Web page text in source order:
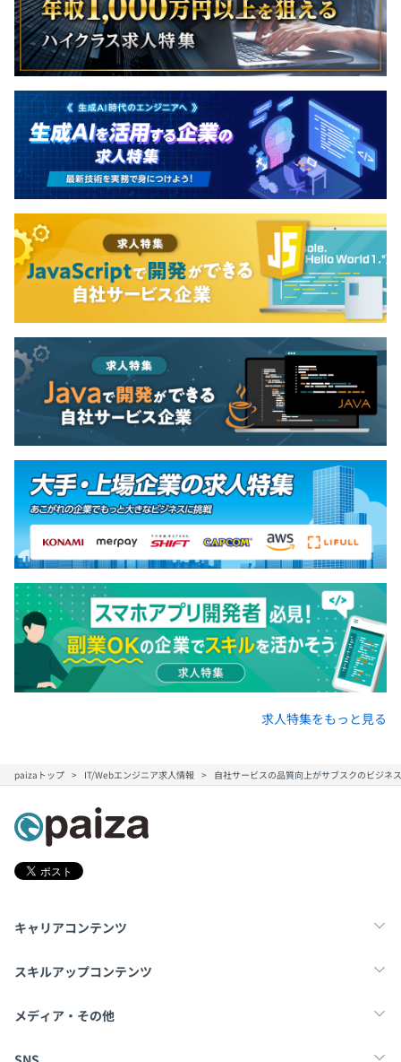
求人特集をもっと見る
paizaトップ IT/Webエンジニア求人情報 自社サービスの品質向上がサブスクのビジネ
キャリアコンテンツ
転職・キャリア
スキルアップコンテンツ
学習
メディア・その他
Tech Team Journal